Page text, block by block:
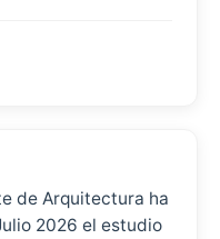
de Arquitectura ha
2026 el estudio